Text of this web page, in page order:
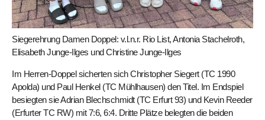
Siegerehrung Damen Doppel: v.l.n.r. Rio List, Antonia Stachelroth,
Elisabeth Junge-Ilges und Christine Junge-Ilges
Im Herren-Doppel sicherten sich Christopher Siegert (TC 1990
Apolda) und Paul Henkel (TC Mühlhausen) den Titel. Im Endspiel
besiegten sie Adrian Blechschmidt (TC Erfurt 93) und Kevin Reeder
(Erfurter TC RW) mit 7:6, 6:4. Dritte Plätze belegten die beiden